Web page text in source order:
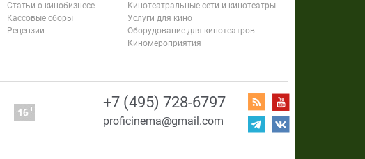
Статьи о кинобизнесе
Кассовые сборы
Рецензии
Кинотеатральные сети и кинотеатры
Услуги для кино
Оборудование для кинотеатров
Киномероприятия
+7 (495) 728-6797
proficinema@gmail.com